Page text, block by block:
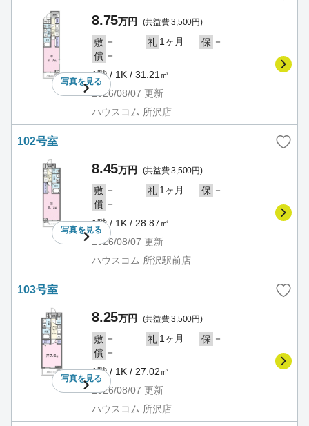
写真を見る
8.75万円 (共益費 3,500円)
敷 － 礼 1ヶ月 保 －
償 －
1階 / 1K / 31.21㎡
2026/08/07 更新
ハウスコム 所沢店
102号室
写真を見る
8.45万円 (共益費 3,500円)
敷 － 礼 1ヶ月 保 －
償 －
1階 / 1K / 28.87㎡
2026/08/07 更新
ハウスコム 所沢駅前店
103号室
写真を見る
8.25万円 (共益費 3,500円)
敷 － 礼 1ヶ月 保 －
償 －
1階 / 1K / 27.02㎡
2026/08/07 更新
ハウスコム 所沢店